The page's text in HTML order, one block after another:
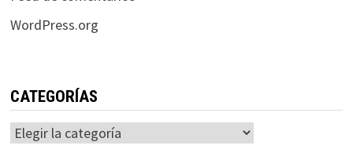
WordPress.org
CATEGORÍAS
Categorías